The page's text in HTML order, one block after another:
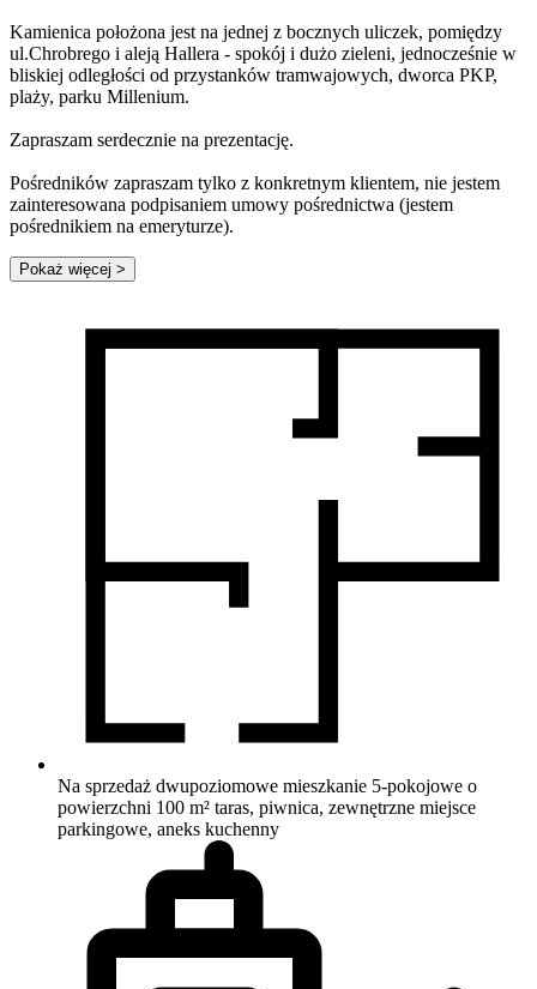
Kamienica położona jest na jednej z bocznych uliczek, pomiędzy
ul.Chrobrego i aleją Hallera - spokój i dużo zieleni, jednocześnie w
bliskiej odległości od przystanków tramwajowych, dworca PKP,
plaży, parku Millenium.
Zapraszam serdecznie na prezentację.
Pośredników zapraszam tylko z konkretnym klientem, nie jestem
zainteresowana podpisaniem umowy pośrednictwa (jestem
pośrednikiem na emeryturze).
Pokaż więcej >
Na sprzedaż dwupoziomowe mieszkanie 5-pokojowe o
powierzchni 100 m² taras, piwnica, zewnętrzne miejsce
parkingowe, aneks kuchenny